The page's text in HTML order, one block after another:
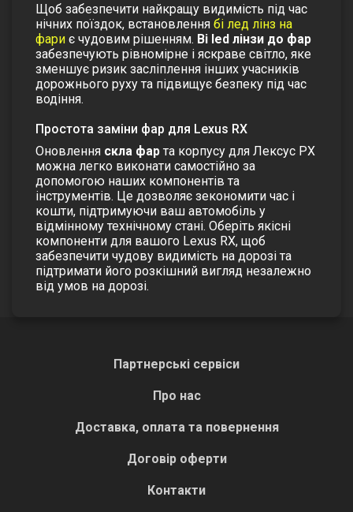
Щоб забезпечити найкращу видимість під час
нічних поїздок, встановлення бі лед лінз на
фари є чудовим рішенням. Bi led лінзи до фар
забезпечують рівномірне і яскраве світло, яке
зменшує ризик засліплення інших учасників
дорожнього руху та підвищує безпеку під час
водіння.
Простота заміни фар для Lexus RX
Оновлення скла фар та корпусу для Лексус РХ
можна легко виконати самостійно за
допомогою наших компонентів та
інструментів. Це дозволяє зекономити час і
кошти, підтримуючи ваш автомобіль у
відмінному технічному стані. Оберіть якісні
компоненти для вашого Lexus RX, щоб
забезпечити чудову видимість на дорозі та
підтримати його розкішний вигляд незалежно
від умов на дорозі.
Партнерські сервіси
Про нас
Доставка, оплата та повернення
Договір оферти
Контакти